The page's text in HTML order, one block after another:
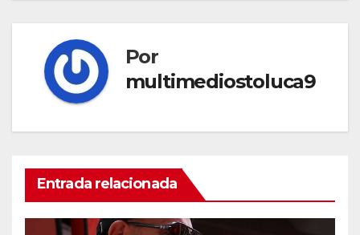
Por
multimediostoluca9
Entrada relacionada